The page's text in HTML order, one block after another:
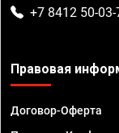
+7 8412 50-03-
Правовая
Договор-Оферта